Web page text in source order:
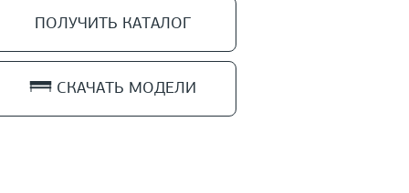
ПОЛУЧИТЬ КАТАЛОГ
СКАЧАТЬ МОДЕЛИ